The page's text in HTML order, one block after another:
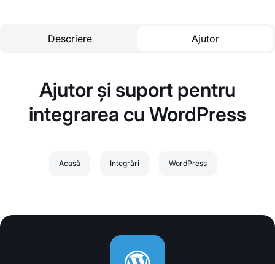
Descriere Ajutor
Ajutor și suport pentru
integrarea cu WordPress
Acasă Integrări WordPress